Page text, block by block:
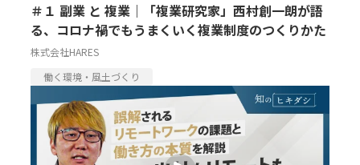
＃１ 副業 と 複業｜「複業研究家」西村創一朗が語
る、コロナ禍でもうまくいく複業制度のつくりかた
株式会社HARES
働く環境・風土づくり